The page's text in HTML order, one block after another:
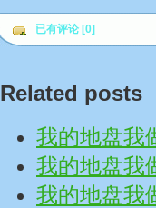
已有评论 [0]
Related posts
我的地盘我
我的地盘我
我的地盘我